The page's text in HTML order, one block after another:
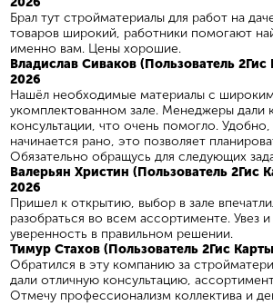
Брал тут стройматериалы для работ на
товаров широкий, работники помогают
именно вам. Цены хорошие.
Владислав Сиваков (Пользователь
2026
Нашёл необходимые материалы с
укомплектованном зале. Менеджеры дали
консультации, что очень помогло.
начинается рано, это позволяет
Обязательно обращусь для следующих
Валерьян Христин (Пользователь 2Гис
2026
Пришел к открытию, выбор в зале
разобраться во всем ассортименте. Увез
уверенность в правильном решении.
Тимур Стахов (Пользователь 2Гис
Обратился в эту компанию за
дали отличную консультацию,
Отмечу профессионализм коллектива и